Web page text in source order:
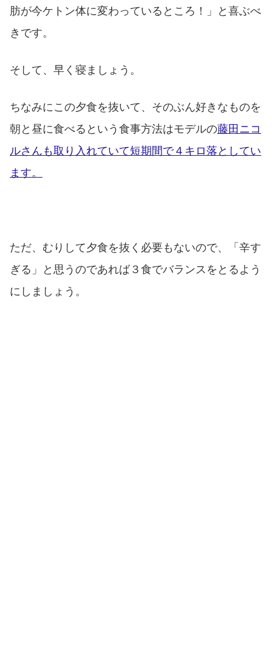
肪が今ケトン体に変わっているところ！」と喜ぶべ
きです。
そして、早く寝ましょう。
ちなみにこの夕食を抜いて、そのぶん好きなものを
朝と昼に食べるという食事方法はモデルの藤田ニコ
ルさんも取り入れていて短期間で４キロ落としてい
ます。
ただ、むりして夕食を抜く必要もないので、「辛す
ぎる」と思うのであれば３食でバランスをとるよう
にしましょう。